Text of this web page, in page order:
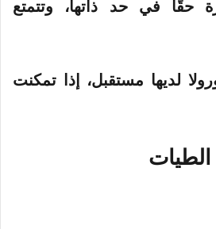
حقًا في حد ذاتها، وتتمتع
لديها مستقبل، إذا تمكنت